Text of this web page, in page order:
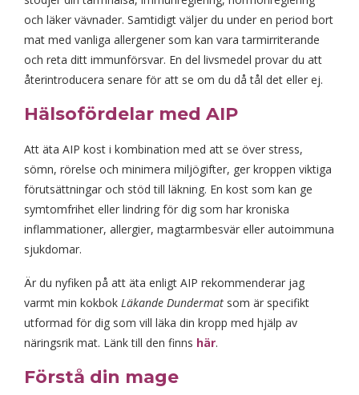
och läker vävnader. Samtidigt väljer du under en period bort
mat med vanliga allergener som kan vara tarmirriterande
och reta ditt immunförsvar. En del livsmedel provar du att
återintroducera senare för att se om du då tål det eller ej.
Hälsofördelar med AIP
Att äta AIP kost i kombination med att se över stress,
sömn, rörelse och minimera miljögifter, ger kroppen viktiga
förutsättningar och stöd till läkning. En kost som kan ge
symtomfrihet eller lindring för dig som har kroniska
inflammationer, allergier, magtarmbesvär eller autoimmuna
sjukdomar.
Är du nyfiken på att äta enligt AIP rekommenderar jag
varmt min kokbok Läkande Dundermat som är specifikt
utformad för dig som vill läka din kropp med hjälp av
näringsrik mat. Länk till den finns här.
Förstå din mage